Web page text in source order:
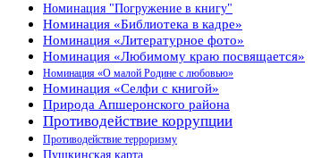
Номинация "Погружение в книгу"
Номинация «Библиотека в кадре»
Номинация «Литературное фото»
Номинация «Любимому краю посвящается»
Номинация «О малой Родине с любовью»
Номинация «Селфи с книгой»
Природа Апшеронского района
Противодействие коррупции
Противодействие терроризму
Пушкинская карта